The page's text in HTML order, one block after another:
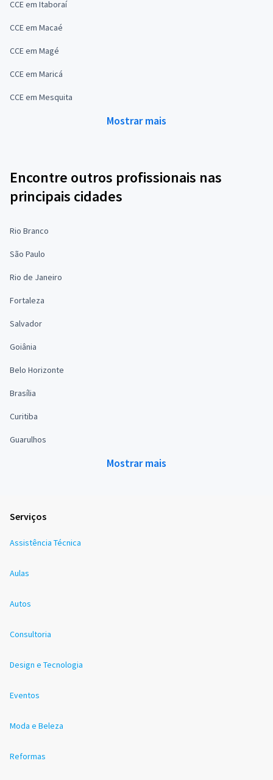
CCE em Itaboraí
CCE em Macaé
CCE em Magé
CCE em Maricá
CCE em Mesquita
Mostrar mais
Encontre outros profissionais nas
principais cidades
Rio Branco
São Paulo
Rio de Janeiro
Fortaleza
Salvador
Goiânia
Belo Horizonte
Brasília
Curitiba
Guarulhos
Mostrar mais
Serviços
Assistência Técnica
Aulas
Autos
Consultoria
Design e Tecnologia
Eventos
Moda e Beleza
Reformas